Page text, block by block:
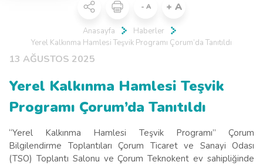
- A + A
Anasayfa
Haberler
Yerel Kalkınma Hamlesi Teşvik Programı Çorum’da Tanıtıldı
13 AĞUSTOS 2025
Yerel Kalkınma Hamlesi Teşvik
Programı Çorum’da Tanıtıldı
“Yerel Kalkınma Hamlesi Teşvik Programı” Çorum
Bilgilendirme Toplantıları Çorum Ticaret ve Sanayi Odası
(TSO) Toplantı Salonu ve Çorum Teknokent ev sahipliğinde